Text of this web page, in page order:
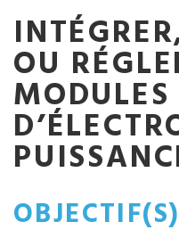
OU
MODULES
OBJECTIF(S)